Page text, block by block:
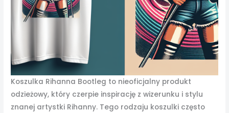
Koszulka Rihanna Bootleg to nieoficjalny produkt
odzieżowy, który czerpie inspirację z wizerunku i stylu
znanej artystki Rihanny. Tego rodzaju koszulki często